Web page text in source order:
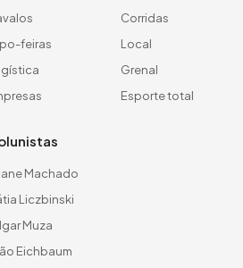
feiras
Corridas
Local
Grenal
Esporte total
Machado
Liczbinski
Muza
Eichbaum